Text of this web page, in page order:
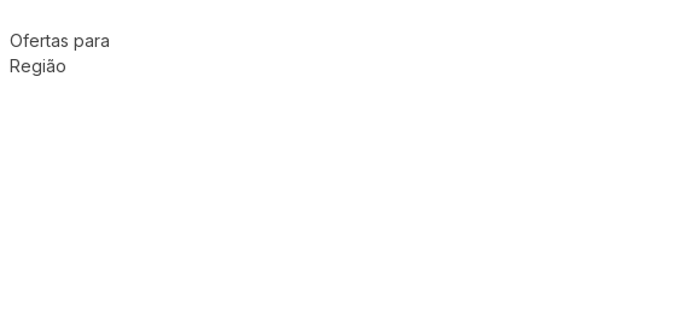
Ofertas para
Região